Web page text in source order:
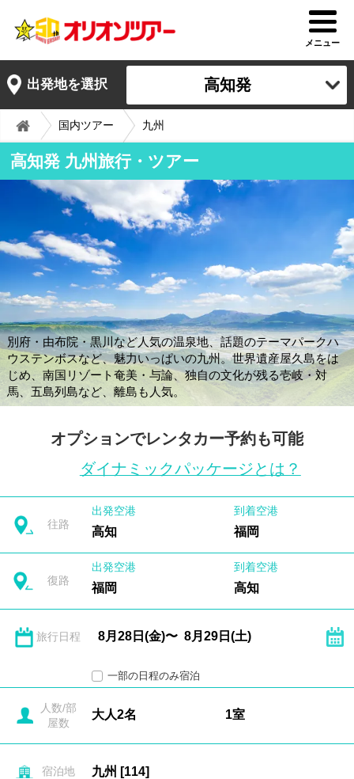
メニュー
出発地を選択 高知発
国内ツアー 九州
高知発 九州旅行・ツアー
別府・由布院・黒川など人気の温泉地、話題のテーマパークハ
ウステンボスなど、魅力いっぱいの九州。世界遺産屋久島をは
じめ、南国リゾート奄美・与論、独自の文化が残る壱岐・対
馬、五島列島など、離島も人気。
オプションでレンタカー予約も可能
ダイナミックパッケージとは？
往路
出発空港
高知
到着空港
福岡
復路
出発空港
福岡
到着空港
高知
旅行日程
一部の日程のみ宿泊
人数/部
屋数
宿泊地